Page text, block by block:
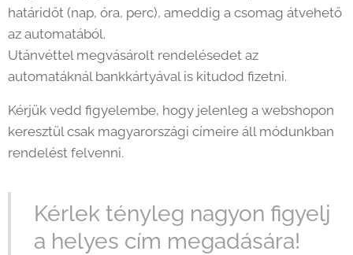
határidőt (nap, óra, perc), ameddig a csomag átvehető
az automatából.
Utánvéttel megvásárolt rendelésedet az
automatáknál bankkártyával is kitudod fizetni.
Kérjük vedd figyelembe, hogy jelenleg a webshopon
keresztül csak magyarországi címeire áll módunkban
rendelést felvenni.
Kérlek tényleg nagyon figyelj
a helyes cím megadására!